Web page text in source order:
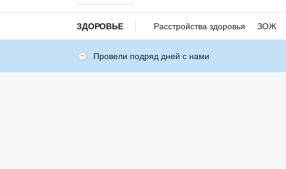
ЗДОРОВЬЕ Расстройства здоровья ЗОЖ
Провели подряд дней с нами